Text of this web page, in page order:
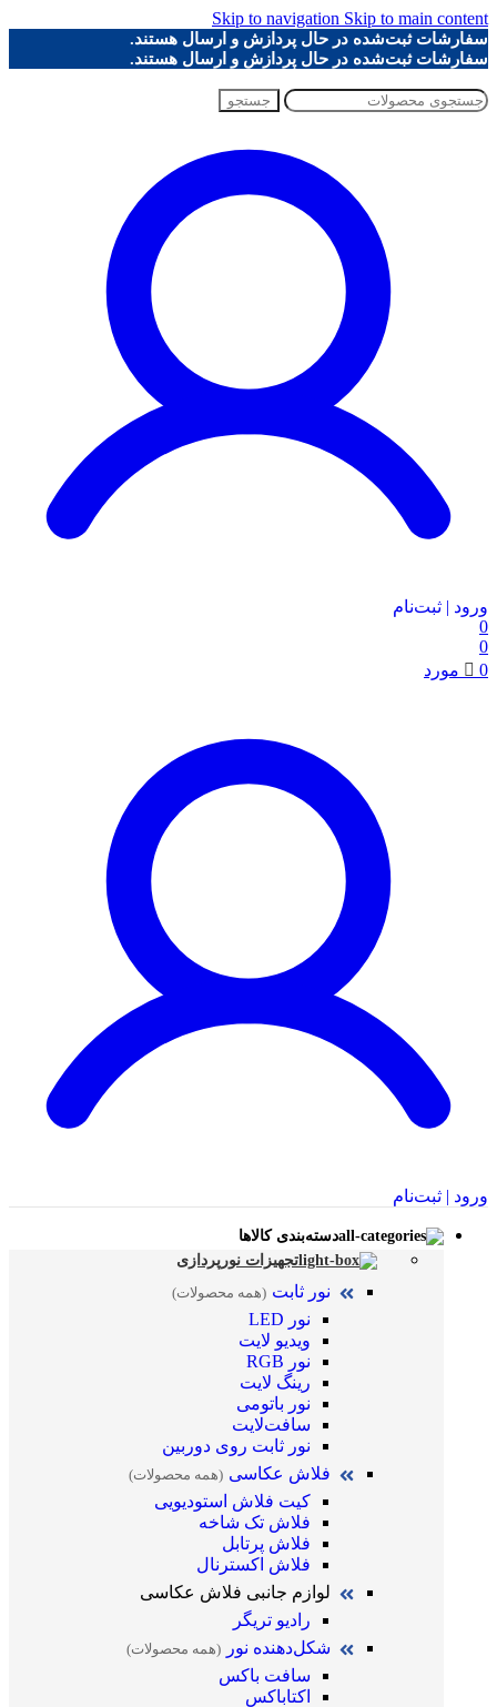
Skip to navigation Skip to main content
سفارشات ثبت‌شده در حال پردازش و ارسال هستند.
سفارشات ثبت‌شده در حال پردازش و ارسال هستند.
جستجو
ورود | ثبت‌نام
0
0
0
مورد
ورود | ثبت‌نام
دسته‌بندی کالاها
تجهیزات نورپردازی
نور ثابت (همه محصولات)
نور LED
ویدیو لایت
نور RGB
رینگ لایت
نور باتومی
سافت‌لایت
نور ثابت روی دوربین
فلاش عکاسی (همه محصولات)
کیت فلاش استودیویی
فلاش تک شاخه
فلاش پرتابل
فلاش اکسترنال
لوازم جانبی فلاش عکاسی
رادیو تریگر
شکل‌دهنده نور
(همه محصولات)
سافت باکس
اکتاباکس